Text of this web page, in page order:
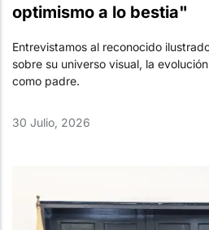
optimismo a lo bestia"
Entrevistamos al reconocido
sobre su universo visual, la
como padre.
30 Julio, 2026